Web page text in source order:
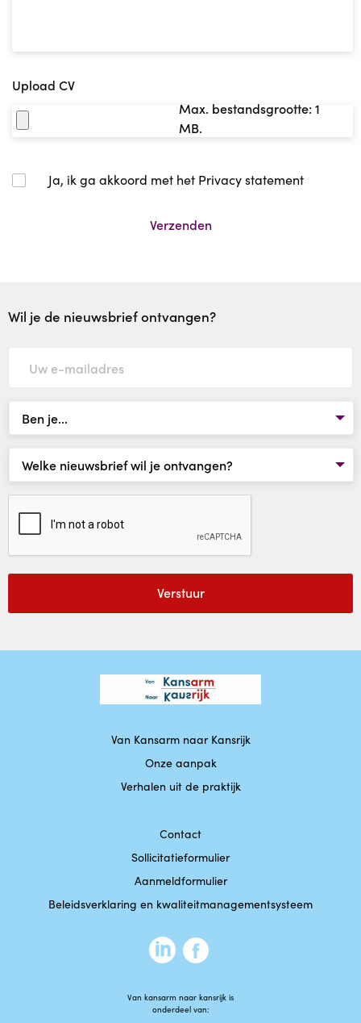
Upload CV
Max. bestandsgrootte: 1
MB.
titel
Ja, ik ga akkoord met het Privacy statement
Wil je de nieuwsbrief ontvangen?
Van Kansarm naar Kansrijk
Onze aanpak
Verhalen uit de praktijk
Contact
Sollicitatieformulier
Aanmeldformulier
Beleidsverklaring en kwaliteitmanagementsysteem
Van kansarm naar kansrijk is
onderdeel van: